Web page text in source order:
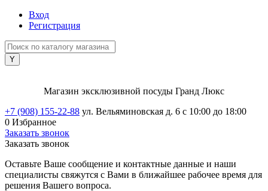
Вход
Регистрация
Магазин эксклюзивной посуды Гранд Люкс
+7 (908) 155-22-88 ул. Вельяминовская д. 6 с 10:00 до 18:00
0 Избранное
Заказать звонок
Заказать звонок
Оставьте Ваше сообщение и контактные данные и наши
специалисты свяжутся с Вами в ближайшее рабочее время для
решения Вашего вопроса.